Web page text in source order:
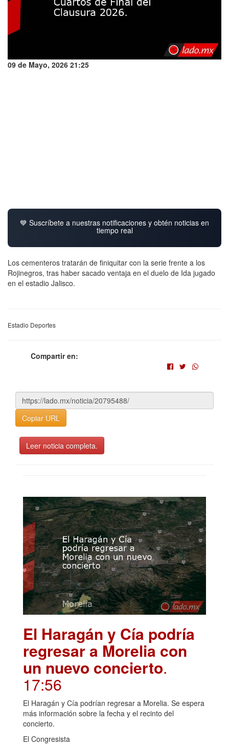
09 de Mayo, 2026 21:25
💙 Suscríbete a nuestras notificaciones y obtén noticias en
tiempo real
Los cementeros tratarán de finiquitar con la serie frente a los
Rojinegros, tras haber sacado ventaja en el duelo de Ida jugado
en el estadio Jalisco.
Estadio Deportes
Compartir en:
Copiar URL
Leer noticia completa.
El Haragán y Cía podría
regresar a Morelia con
un nuevo concierto.
17:56
El Haragán y Cía podrían regresar a Morelia. Se espera
más información sobre la fecha y el recinto del
concierto.
El Congresista